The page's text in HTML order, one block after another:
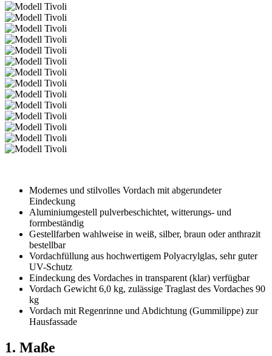
Modernes und stilvolles Vordach mit abgerundeter
Eindeckung
Aluminiumgestell pulverbeschichtet, witterungs- und
formbeständig
Gestellfarben wahlweise in weiß, silber, braun oder anthrazit
bestellbar
Vordachfüllung aus hochwertigem Polyacrylglas, sehr guter
UV-Schutz
Eindeckung des Vordaches in transparent (klar) verfügbar
Vordach Gewicht 6,0 kg, zulässige Traglast des Vordaches 90
kg
Vordach mit Regenrinne und Abdichtung (Gummilippe) zur
Hausfassade
1. Maße